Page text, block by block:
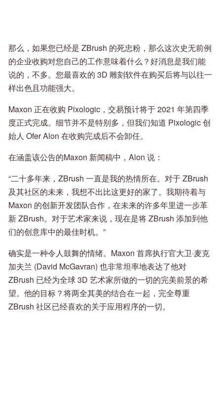
那么，如果您已经是 ZBrush 的死忠粉，那么这次史无前例
的企业收购对您自己的工作意味着什么？好消息是我们能
说的，不多。您最喜欢的 3D 雕刻软件在购买后将与以往一
样出色且功能强大。
Maxon 正在收购 Pixologic，交易预计将于 2021 年第四季
度正式完成。细节并不是特别多，但我们知道 Pixologic 创
始人 Ofer Alon 在收购完成后不会卸任。
在涵盖该公告的Maxon 新闻稿中，Alon 说：
“二十多年来，ZBrush 一直是我的热情所在。对于 ZBrush
及其社区的未来，我想不出比这更好的家了。我期待着与
Maxon 的创新开发团队合作，在未来的许多年里进一步革
新 ZBrush。对于艺术家来说，现在是将 ZBrush 添加到他
们的创意库中的最佳时机。”
确实是一种令人鼓舞的情绪。Maxon 首席执行官大卫·麦克
加夫兰 (David McGavran) 也非常坦率地表达了他对
ZBrush 已经为全球 3D 艺术家所做的一切的完美前景的希
望。他的目标？将两全其美的结合在一起，完全尊重
ZBrush 社区已经喜欢的关于应用程序的一切。